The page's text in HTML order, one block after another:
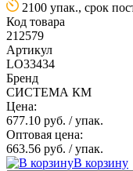
2100 упак., срок
Код товара
212579
Артикул
LO33434
Бренд
СИСТЕМА КМ
Цена:
677.10 руб. / упак.
Оптовая цена:
663.56 руб. / упак.
В корзину